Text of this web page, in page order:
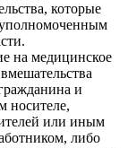
которые
на медицинское
и
носителе,
или иным
либо